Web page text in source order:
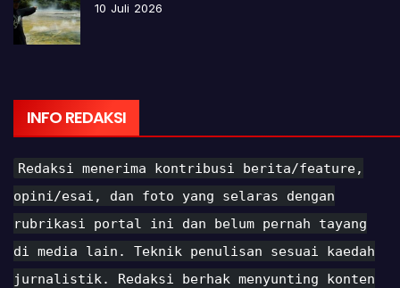
10 Juli 2026
INFO REDAKSI
Redaksi menerima kontribusi berita/feature,
opini/esai, dan foto yang selaras dengan
rubrikasi portal ini dan belum pernah tayang
di media lain. Teknik penulisan sesuai kaedah
jurnalistik. Redaksi berhak menyunting konten